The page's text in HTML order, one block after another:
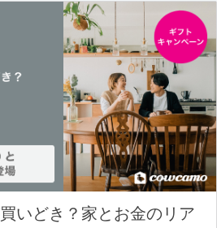
いどき？家とお金のリア